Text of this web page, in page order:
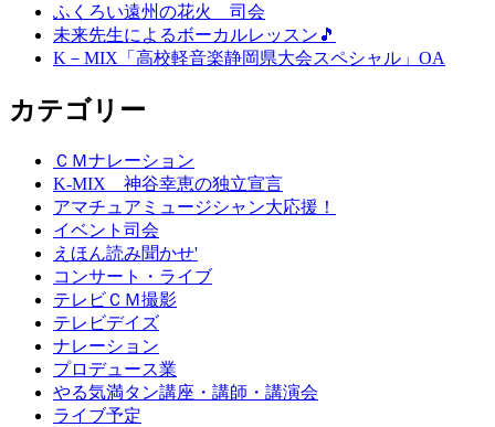
ふくろい遠州の花火 司会
未来先生によるボーカルレッスン🎵
K－MIX「高校軽音楽静岡県大会スペシャル」OA
カテゴリー
ＣＭナレーション
K-MIX 神谷幸恵の独立宣言
アマチュアミュージシャン大応援！
イベント司会
えほん読み聞かせ'
コンサート・ライブ
テレビＣＭ撮影
テレビデイズ
ナレーション
プロデュース業
やる気満タン講座・講師・講演会
ライブ予定